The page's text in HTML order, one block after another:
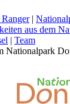
|
aus dem
| Team
Nationalpark